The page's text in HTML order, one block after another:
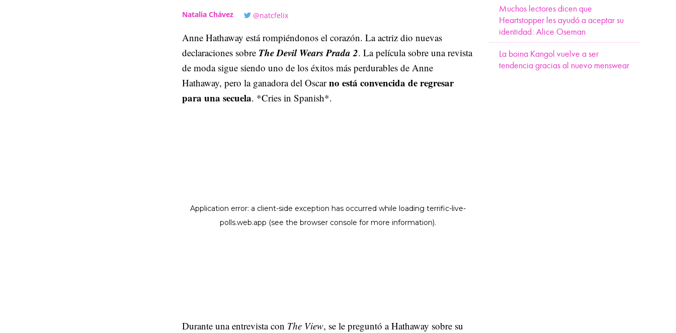
Muchos lectores dicen que
Heartstopper les ayudó a aceptar su
identidad: Alice Oseman
La boina Kangol vuelve a ser
tendencia gracias al nuevo menswear
Natalia Chávez @natcfelix
Anne Hathaway está rompiéndonos el corazón. La actriz dio nuevas
declaraciones sobre The Devil Wears Prada 2. La película sobre una revista
de moda sigue siendo uno de los éxitos más perdurables de Anne
Hathaway, pero la ganadora del Oscarno está convencida de regresar
para una secuela. *Cries in Spanish*.
Durante una entrevista con The View, se le preguntó a Hathaway sobre su